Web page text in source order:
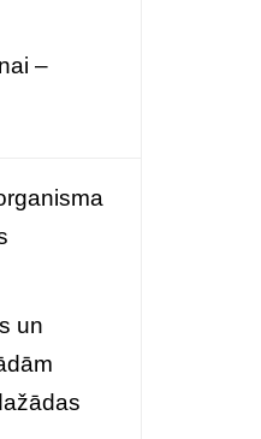
–
un